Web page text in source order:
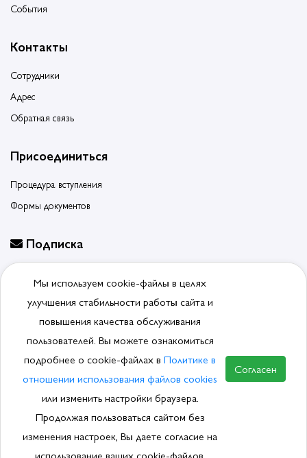
События
Контакты
Сотрудники
Адрес
Обратная связь
Присоединиться
Процедура вступления
Формы документов
Подписка
Отписаться от рассылки
© 2026, Ассоциация производителей и поставщиков
сантехники.Политика обработки ПДн
ВСТУПИТЬ В АССОЦИАЦИЮ
Мы используем cookie-файлы в целях
улучшения стабильности работы сайта и
повышения качества обслуживания
пользователей. Вы можете ознакомиться
подробнее о cookie-файлах в Политике в
отношении использования файлов cookies
или изменить настройки браузера.
Продолжая пользоваться сайтом без
изменения настроек, Вы даете согласие на
Согласен